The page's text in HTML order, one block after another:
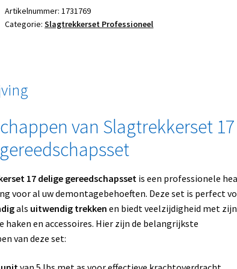
Artikelnummer:1731769
Categorie:Slagtrekkerset Professioneel
van Slagtrekkerset 17
17 delige gereedschapsset is een professionele
voor al uw demontagebehoeften. Deze set is perfect
als uitwendig trekken en biedt veelzijdigheid met zijn
haken en accessoires. Hier zijn de belangrijkste
van deze set: